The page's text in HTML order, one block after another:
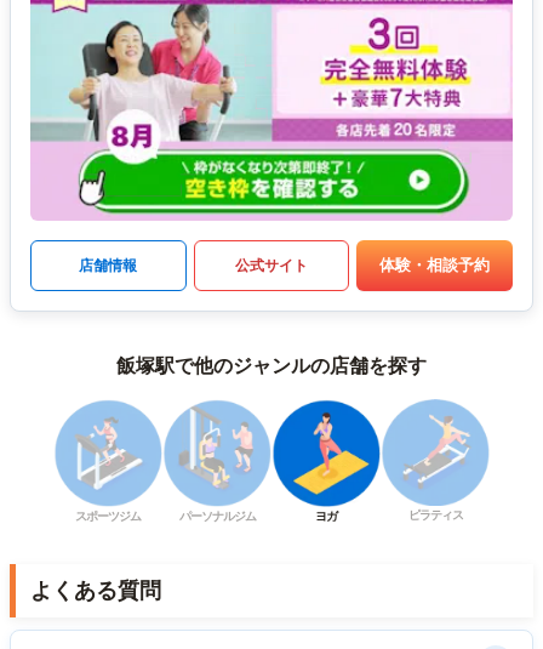
店舗情報 公式サイト 体験・相談予約
飯塚駅で他のジャンルの店舗を探す
スポーツジム パーソナルジム ヨガ ピラティス
よくある質問